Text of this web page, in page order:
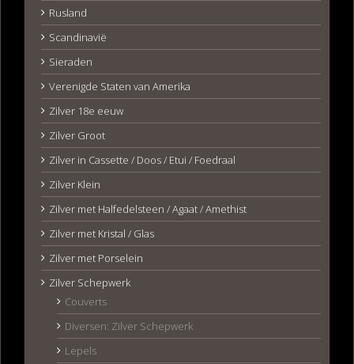
Rusland
Scandinavië
Sieraden
Verenigde Staten van Amerika
Zilver 18e eeuw
Zilver Groot
Zilver in Cassette / Doos / Etui / Foedraal
Zilver Klein
Zilver met Halfedelsteen / Agaat / Amethist
Zilver met Kristal / Glas
Zilver met Porselein
Zilver Schepwerk
Couverts
Diversen: Zilver Schepwerk
Lepels